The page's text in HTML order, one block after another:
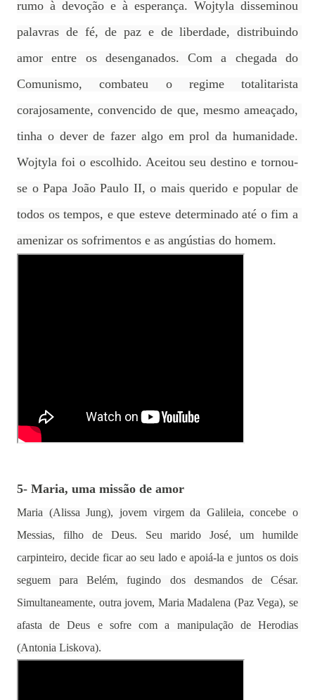
rumo à devoção e à esperança. Wojtyla disseminou
palavras de fé, de paz e de liberdade, distribuindo
amor entre os desenganados. Com a chegada do
Comunismo, combateu o regime totalitarista
corajosamente, convencido de que, mesmo ameaçado,
tinha o dever de fazer algo em prol da humanidade.
Wojtyla foi o escolhido. Aceitou seu destino e tornou-
se o Papa João Paulo II, o mais querido e popular de
todos os tempos, e que esteve determinado até o fim a
amenizar os sofrimentos e as angústias do homem.
5- Maria, uma missão de amor
Maria (Alissa Jung), jovem virgem da Galileia, concebe o
Messias, filho de Deus. Seu marido José, um humilde
carpinteiro, decide ficar ao seu lado e apoiá-la e juntos os dois
seguem para Belém, fugindo dos desmandos de César.
Simultaneamente, outra jovem, Maria Madalena (Paz Vega), se
afasta de Deus e sofre com a manipulação de Herodias
(Antonia Liskova).